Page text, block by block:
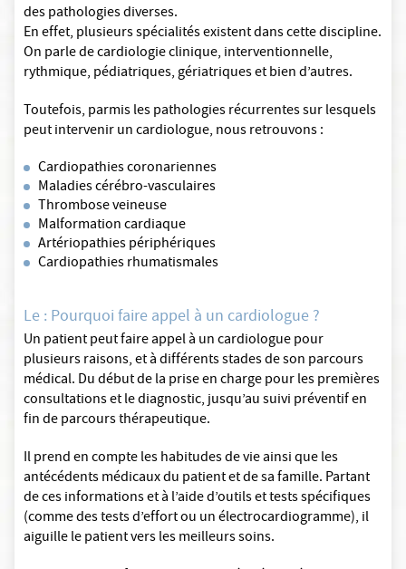
des pathologies diverses.
En effet, plusieurs spécialités existent dans cette discipline.
On parle de cardiologie clinique, interventionnelle,
rythmique, pédiatriques, gériatriques et bien d’autres.
Toutefois, parmis les pathologies récurrentes sur lesquels
peut intervenir un cardiologue, nous retrouvons :
Cardiopathies coronariennes
Maladies cérébro-vasculaires
Thrombose veineuse
Malformation cardiaque
Artériopathies périphériques
Cardiopathies rhumatismales
Le : Pourquoi faire appel à un cardiologue ?
Un patient peut faire appel à un cardiologue pour
plusieurs raisons, et à différents stades de son parcours
médical. Du début de la prise en charge pour les premières
consultations et le diagnostic, jusqu’au suivi préventif en
fin de parcours thérapeutique.
Il prend en compte les habitudes de vie ainsi que les
antécédents médicaux du patient et de sa famille. Partant
de ces informations et à l’aide d’outils et tests spécifiques
(comme des tests d’effort ou un électrocardiogramme), il
aiguille le patient vers les meilleurs soins.